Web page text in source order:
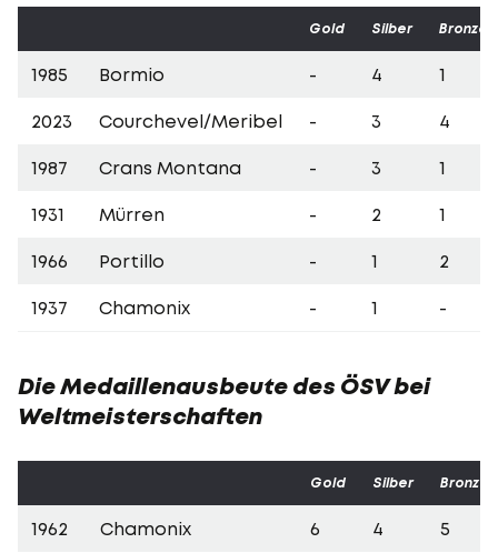
Gold Silber Bronze
1985 Bormio - 4 1
2023 Courchevel/Meribel - 3 4
1987 Crans Montana - 3 1
1931 Mürren - 2 1
1966 Portillo - 1 2
1937 Chamonix - 1 -
Die Medaillenausbeute des ÖSV bei
Weltmeisterschaften
Gold Silber Bronze
1962 Chamonix 6 4 5